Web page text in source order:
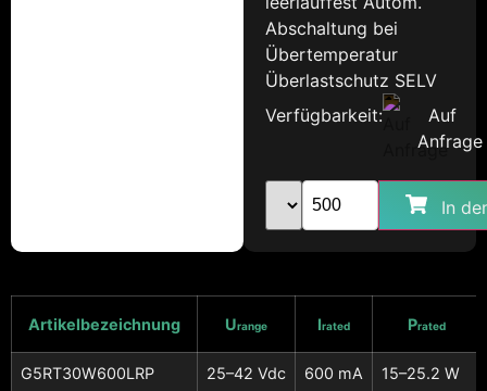
Abschaltung bei
Übertemperatur
Überlastschutz SELV
Verfügbarkeit:
Auf
Anfrage
In
Artikelbezeichnung Urange Irated Prated
G5RT30W600LRP 25–42 Vdc 600 mA 15–25.2 W